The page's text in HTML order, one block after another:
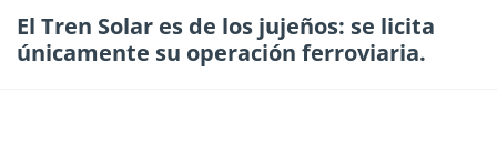
El Tren Solar es de los jujeños: se licita
únicamente su operación ferroviaria.